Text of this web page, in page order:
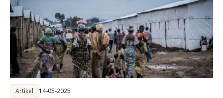
Artikel 14-05-2025